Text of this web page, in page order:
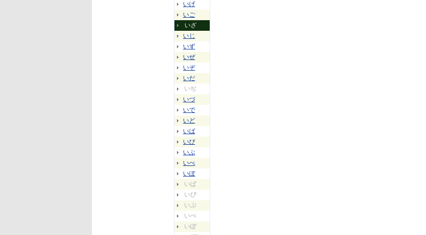
いげ
いご
いざ
いじ
いず
いぜ
いぞ
いだ
いぢ
いづ
いで
いど
いば
いび
いぶ
いべ
いぼ
いぱ
いぴ
いぷ
いぺ
いぽ